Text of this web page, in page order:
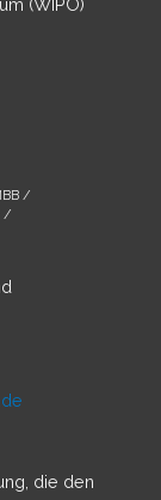
/
/
die den